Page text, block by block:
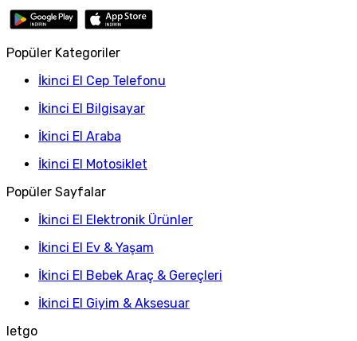
Popüler Kategoriler
İkinci El Cep Telefonu
İkinci El Bilgisayar
İkinci El Araba
İkinci El Motosiklet
Popüler Sayfalar
İkinci El Elektronik Ürünler
İkinci El Ev & Yaşam
İkinci El Bebek Araç & Gereçleri
İkinci El Giyim & Aksesuar
letgo